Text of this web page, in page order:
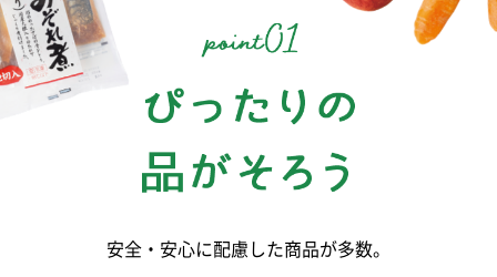
安全・安心に配慮した商品が多数。